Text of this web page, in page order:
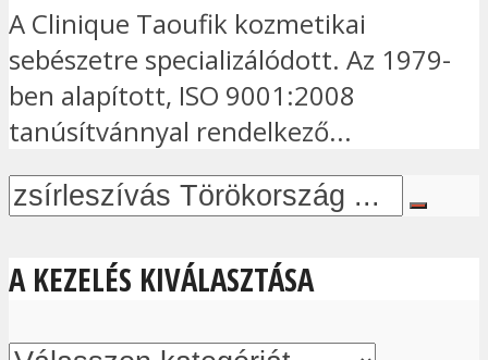
A Clinique Taoufik kozmetikai
sebészetre specializálódott. Az 1979-
ben alapított, ISO 9001:2008
tanúsítvánnyal rendelkező...
A KEZELÉS KIVÁLASZTÁSA